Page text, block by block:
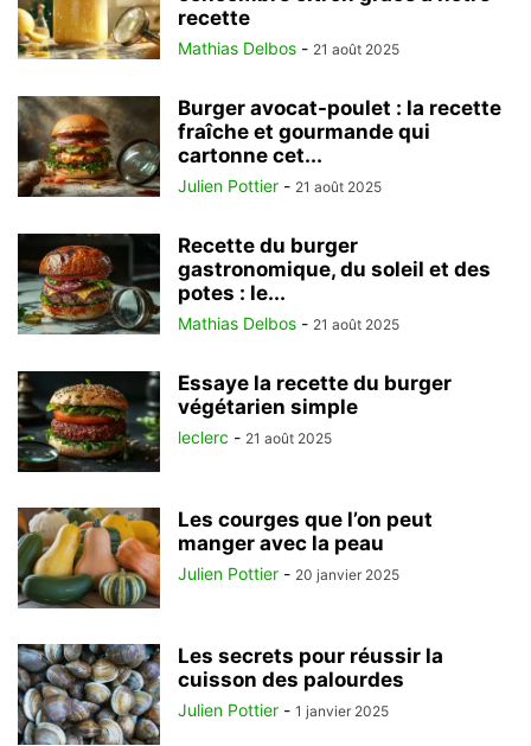
recette
Mathias Delbos - 21 août 2025
Burger avocat-poulet : la recette
fraîche et gourmande qui
cartonne cet...
Julien Pottier - 21 août 2025
Recette du burger
gastronomique, du soleil et des
potes : le...
Mathias Delbos - 21 août 2025
Essaye la recette du burger
végétarien simple
leclerc - 21 août 2025
Les courges que l’on peut
manger avec la peau
Julien Pottier - 20 janvier 2025
Les secrets pour réussir la
cuisson des palourdes
Julien Pottier - 1 janvier 2025